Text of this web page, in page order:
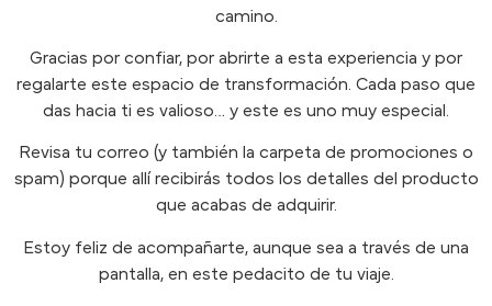
camino.
Gracias por confiar, por abrirte a esta experiencia y por
regalarte este espacio de transformación. Cada paso que
das hacia ti es valioso… y este es uno muy especial.
Revisa tu correo (y también la carpeta de promociones o
spam) porque allí recibirás todos los detalles del producto
que acabas de adquirir.
Estoy feliz de acompañarte, aunque sea a través de una
pantalla, en este pedacito de tu viaje.